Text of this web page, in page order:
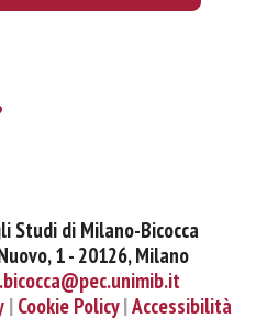
Studi di Milano-Bicocca
1 - 20126, Milano
Cookie Policy Accessibilità